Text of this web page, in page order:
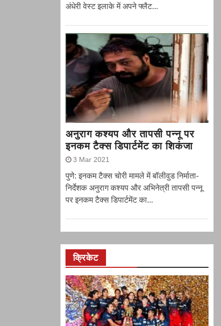
अंधेरी वेस्ट इलाके में अपने फ्लैट...
अनुराग कश्यप और तापसी पन्नू पर
इनकम टैक्स डिपार्टमेंट का शिकंजा
3 Mar 2021
पुणे: इनकम टैक्स चोरी मामले में बॉलीवुड निर्माता-
निर्देशक अनुराग कश्यप और अभिनेत्री तापसी पन्नू
पर इनकम टैक्स डिपार्टमेंट का...
क्रिकेट